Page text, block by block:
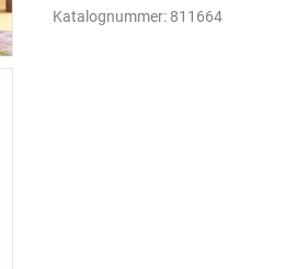
Katalognummer: 811664